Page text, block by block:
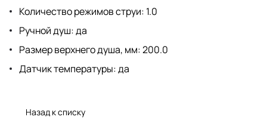
Количество режимов струи: 1.0
Ручной душ: да
Размер верхнего душа, мм: 200.0
Датчик температуры: да
Назад к списку